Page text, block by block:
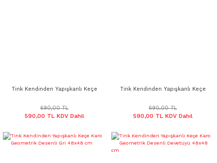
Tink Kendinden Yapışkanlı Keçe
690,00 TL
590,00 TL KDV Dahil
Tink Kendinden Yapışkanlı Keçe
48x48 cm
690,00 TL
590,00 TL KDV Dahil